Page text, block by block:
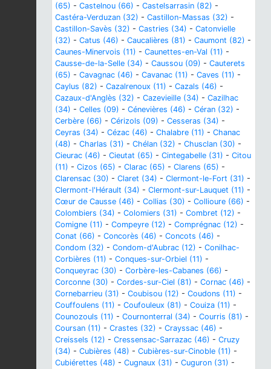
(65) - Castelnou (66) - Castelsarrasin (82) -
Castéra-Verduzan (32) - Castillon-Massas (32) -
Castillon-Savès (32) - Castries (34) - Catonvielle
(32) - Catus (46) - Caucalières (81) - Caumont (82) -
Caunes-Minervois (11) - Caunettes-en-Val (11) -
Causse-de-la-Selle (34) - Caussou (09) - Cauterets
(65) - Cavagnac (46) - Cavanac (11) - Caves (11) -
Caylus (82) - Cazalrenoux (11) - Cazals (46) -
Cazaux-d'Anglès (32) - Cazevieille (34) - Cazilhac
(34) - Celles (09) - Cénevières (46) - Céran (32) -
Cerbère (66) - Cérizols (09) - Cesseras (34) -
Ceyras (34) - Cézac (46) - Chalabre (11) - Chanac
(48) - Charlas (31) - Chélan (32) - Chusclan (30) -
Cieurac (46) - Cieutat (65) - Cintegabelle (31) - Citou
(11) - Cizos (65) - Clarac (65) - Clarens (65) -
Clarensac (30) - Claret (34) - Clermont-le-Fort (31) -
Clermont-l'Hérault (34) - Clermont-sur-Lauquet (11) -
Cœur de Causse (46) - Collias (30) - Collioure (66) -
Colombiers (34) - Colomiers (31) - Combret (12) -
Comigne (11) - Compeyre (12) - Comprégnac (12) -
Conat (66) - Concorès (46) - Concots (46) -
Condom (32) - Condom-d'Aubrac (12) - Conilhac-
Corbières (11) - Conques-sur-Orbiel (11) -
Conqueyrac (30) - Corbère-les-Cabanes (66) -
Corconne (30) - Cordes-sur-Ciel (81) - Cornac (46) -
Cornebarrieu (31) - Coubisou (12) - Coudons (11) -
Couffoulens (11) - Coufouleux (81) - Couiza (11) -
Counozouls (11) - Cournonterral (34) - Courris (81) -
Coursan (11) - Crastes (32) - Crayssac (46) -
Creissels (12) - Cressensac-Sarrazac (46) - Cruzy
(34) - Cubières (48) - Cubières-sur-Cinoble (11) -
Cubiérettes (48) - Cugnaux (31) - Cuguron (31) -